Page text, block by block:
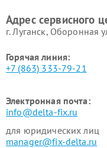
Адрес сервисного
г. Луганск, Оборонная
Горячая линия:
+7 (863) 333-79-21
Электронная почта:
info@delta-fix.ru
для юридических лиц
manager@fix-delta.ru